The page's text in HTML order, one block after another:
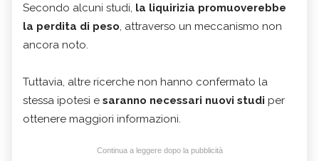
Secondo alcuni studi, la liquirizia promuoverebbe
la perdita di peso , attraverso un meccanismo non
ancora noto.
Tuttavia, altre ricerche non hanno confermato la
stessa ipotesi e saranno necessari nuovi studi per
ottenere maggiori informazioni.
Continua a leggere dopo la pubblicità